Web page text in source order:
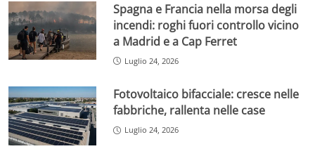
Spagna e Francia nella morsa degli
incendi: roghi fuori controllo vicino
a Madrid e a Cap Ferret
Luglio 24, 2026
Fotovoltaico bifacciale: cresce nelle
fabbriche, rallenta nelle case
Luglio 24, 2026